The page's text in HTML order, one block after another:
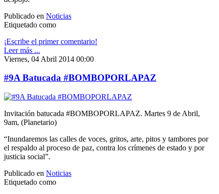
Publicado en Noticias
Etiquetado como
¡Escribe el primer comentario!
Leer más ...
Viernes, 04 Abril 2014 00:00
#9A Batucada #BOMBOPORLAPAZ
Invitación batucada #BOMBOPORLAPAZ. Martes 9 de Abril,
9am, (Planetario)
“Inundaremos las calles de voces, gritos, arte, pitos y tambores por
el respaldo al proceso de paz, contra los crímenes de estado y por
justicia social”.
Publicado en Noticias
Etiquetado como